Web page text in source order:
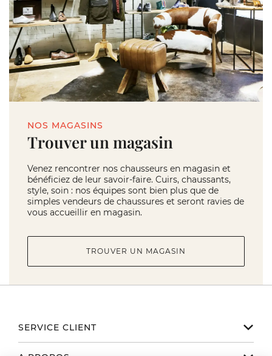
NOS MAGASINS
Trouver un magasin
Venez rencontrer nos chausseurs en magasin et
bénéficiez de leur savoir-faire. Cuirs, chaussants,
style, soin : nos équipes sont bien plus que de
simples vendeurs de chaussures et seront ravies de
vous accueillir en magasin.
TROUVER UN MAGASIN
SERVICE CLIENT